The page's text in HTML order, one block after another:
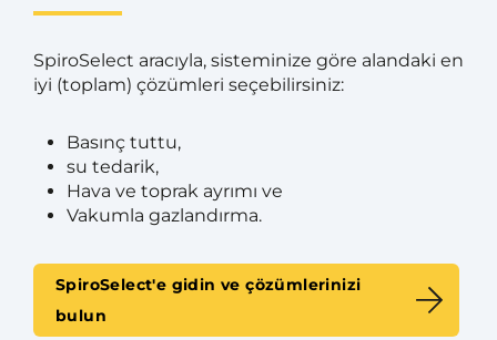
SpiroSelect aracıyla, sisteminize göre alandaki en
iyi (toplam) çözümleri seçebilirsiniz:
Basınç tuttu,
su tedarik,
Hava ve toprak ayrımı ve
Vakumla gazlandırma.
SpiroSelect'e gidin ve çözümlerinizi
bulun